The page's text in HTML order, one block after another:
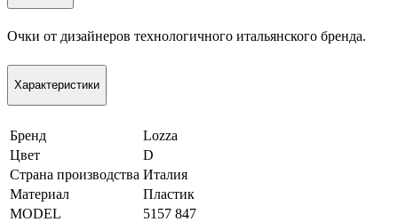
Очки от дизайнеров технологичного итальянского бренда.
Характеристики
Бренд
Lozza
Цвет
D
Страна производства Италия
Материал
Пластик
MODEL
5157 847